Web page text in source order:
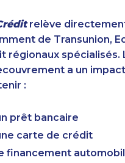
relève
de Transunion,
régionaux
a un
:
prêt bancaire
carte de crédit
financement